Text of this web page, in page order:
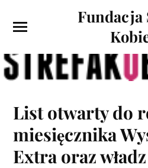
Fundacja
List otwarty do
miesięcznika
Extra oraz